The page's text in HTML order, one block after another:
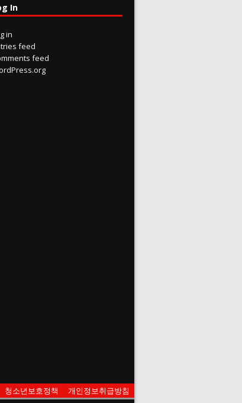
In
in
feed
feed
청소년보호정책 개인정보취급방침